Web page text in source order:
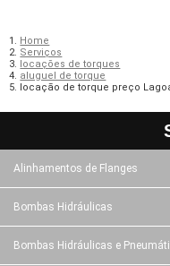
Home
Serviços
locações de torques
aluguel de torque
locação de torque preço
Alinhamentos de Flanges
Bombas Hidráulicas
Bombas Hidráulicas e